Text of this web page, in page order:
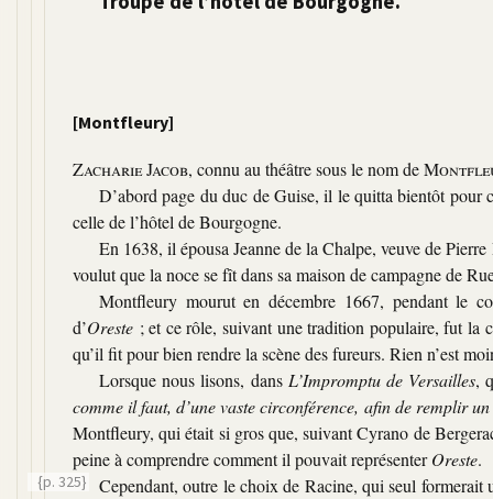
[Montfleury]
Zacharie Jacob, connu au théâtre sous le nom de
D’abord page du duc de Guise, il le quitta bientôt pour
celle de l’hôtel de Bourgogne.
En 1638, il épousa Jeanne de la Chalpe, veuve de
voulut que la noce se fît dans sa maison de campagne de
Montfleury mourut en décembre 1667, pendant le
d’Oreste ; et ce rôle, suivant une tradition populaire, fut la
qu’il fit pour bien rendre la scène des fureurs. Rien n’est
Lorsque nous lisons, dans L’Impromptu de Versailles,
comme il faut, d’une vaste circonférence, afin de remplir
Montfleury, qui était si gros que, suivant Cyrano de
peine à comprendre comment il pouvait représenterOreste.
{p. 325}
Cependant, outre le choix de Racine, qui seul